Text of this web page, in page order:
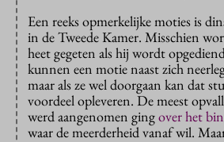
Een reeks opmerkelijke moties is
in de Tweede Kamer. Misschien
heet gegeten als hij wordt
kunnen een motie naast zich
maar als ze wel doorgaan kan dat
voordeel opleveren. De meest
werd aangenomen gingover het
waar de meerderheid vanaf wil.